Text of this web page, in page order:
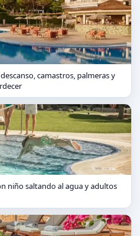
camastros, palmeras y
niño saltando al agua y adultos